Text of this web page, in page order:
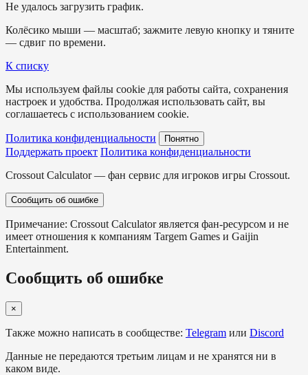
Не удалось загрузить график.
Колёсико мыши — масштаб; зажмите левую кнопку и тяните
— сдвиг по времени.
К списку
Мы используем файлы cookie для работы сайта, сохранения
настроек и удобства. Продолжая использовать сайт, вы
соглашаетесь с использованием cookie.
Политика конфиденциальности Понятно
Поддержать проект Политика конфиденциальности
Crossout Calculator — фан сервис для игроков игры Crossout.
Сообщить об ошибке
Примечание: Crossout Calculator является фан-ресурсом и не
имеет отношения к компаниям Targem Games и Gaijin
Entertainment.
Сообщить об ошибке
×
Также можно написать в сообществе: Telegram или Discord
Данные не передаются третьим лицам и не хранятся ни в
каком виде.